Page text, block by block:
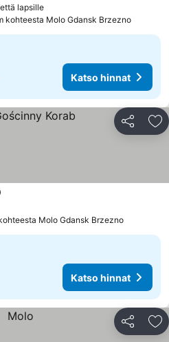
lapsilleKatso hinnat
kohteesta Molo Gdansk Brzezno
Katso hinnat
Jaa
Molo Gdansk Brzezno
Katso hinnat
Jaa